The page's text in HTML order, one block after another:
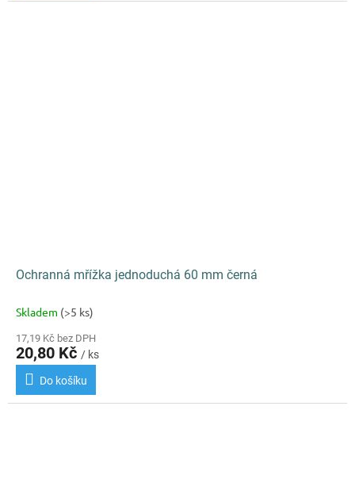
Ochranná mřížka jednoduchá 60 mm černá
Skladem (>5 ks)
17,19 Kč bez DPH
20,80 Kč / ks
Do košíku